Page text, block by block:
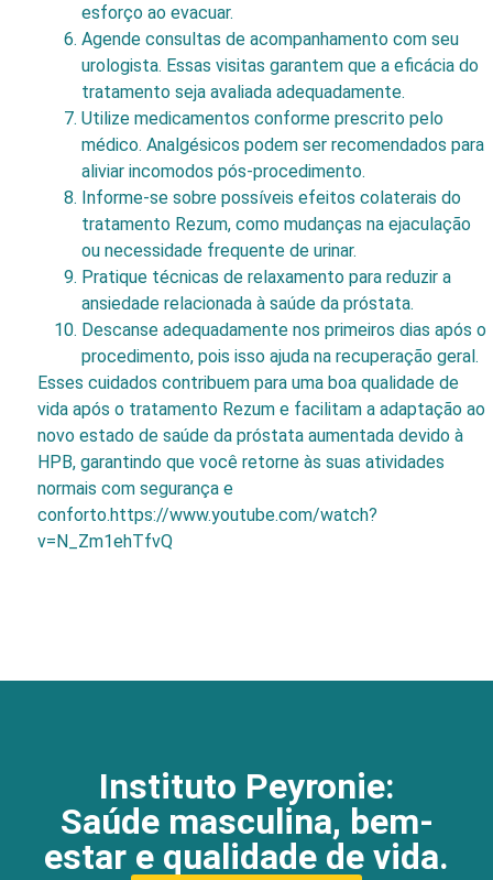
esforço ao evacuar.
Agende consultas de acompanhamento com seu
urologista. Essas visitas garantem que a eficácia do
tratamento seja avaliada adequadamente.
Utilize medicamentos conforme prescrito pelo
médico. Analgésicos podem ser recomendados para
aliviar incomodos pós-procedimento.
Informe-se sobre possíveis efeitos colaterais do
tratamento Rezum, como mudanças na ejaculação
ou necessidade frequente de urinar.
Pratique técnicas de relaxamento para reduzir a
ansiedade relacionada à saúde da próstata.
Descanse adequadamente nos primeiros dias após o
procedimento, pois isso ajuda na recuperação geral.
Esses cuidados contribuem para uma boa qualidade de
vida após o tratamento Rezum e facilitam a adaptação ao
novo estado de saúde da próstata aumentada devido à
HPB, garantindo que você retorne às suas atividades
normais com segurança e
conforto.https://www.youtube.com/watch?
v=N_Zm1ehTfvQ
Instituto Peyronie:
Saúde masculina, bem-
estar e qualidade de vida.